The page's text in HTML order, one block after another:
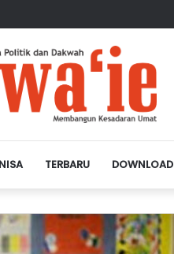
NISA TERBARU DOWNLOAD